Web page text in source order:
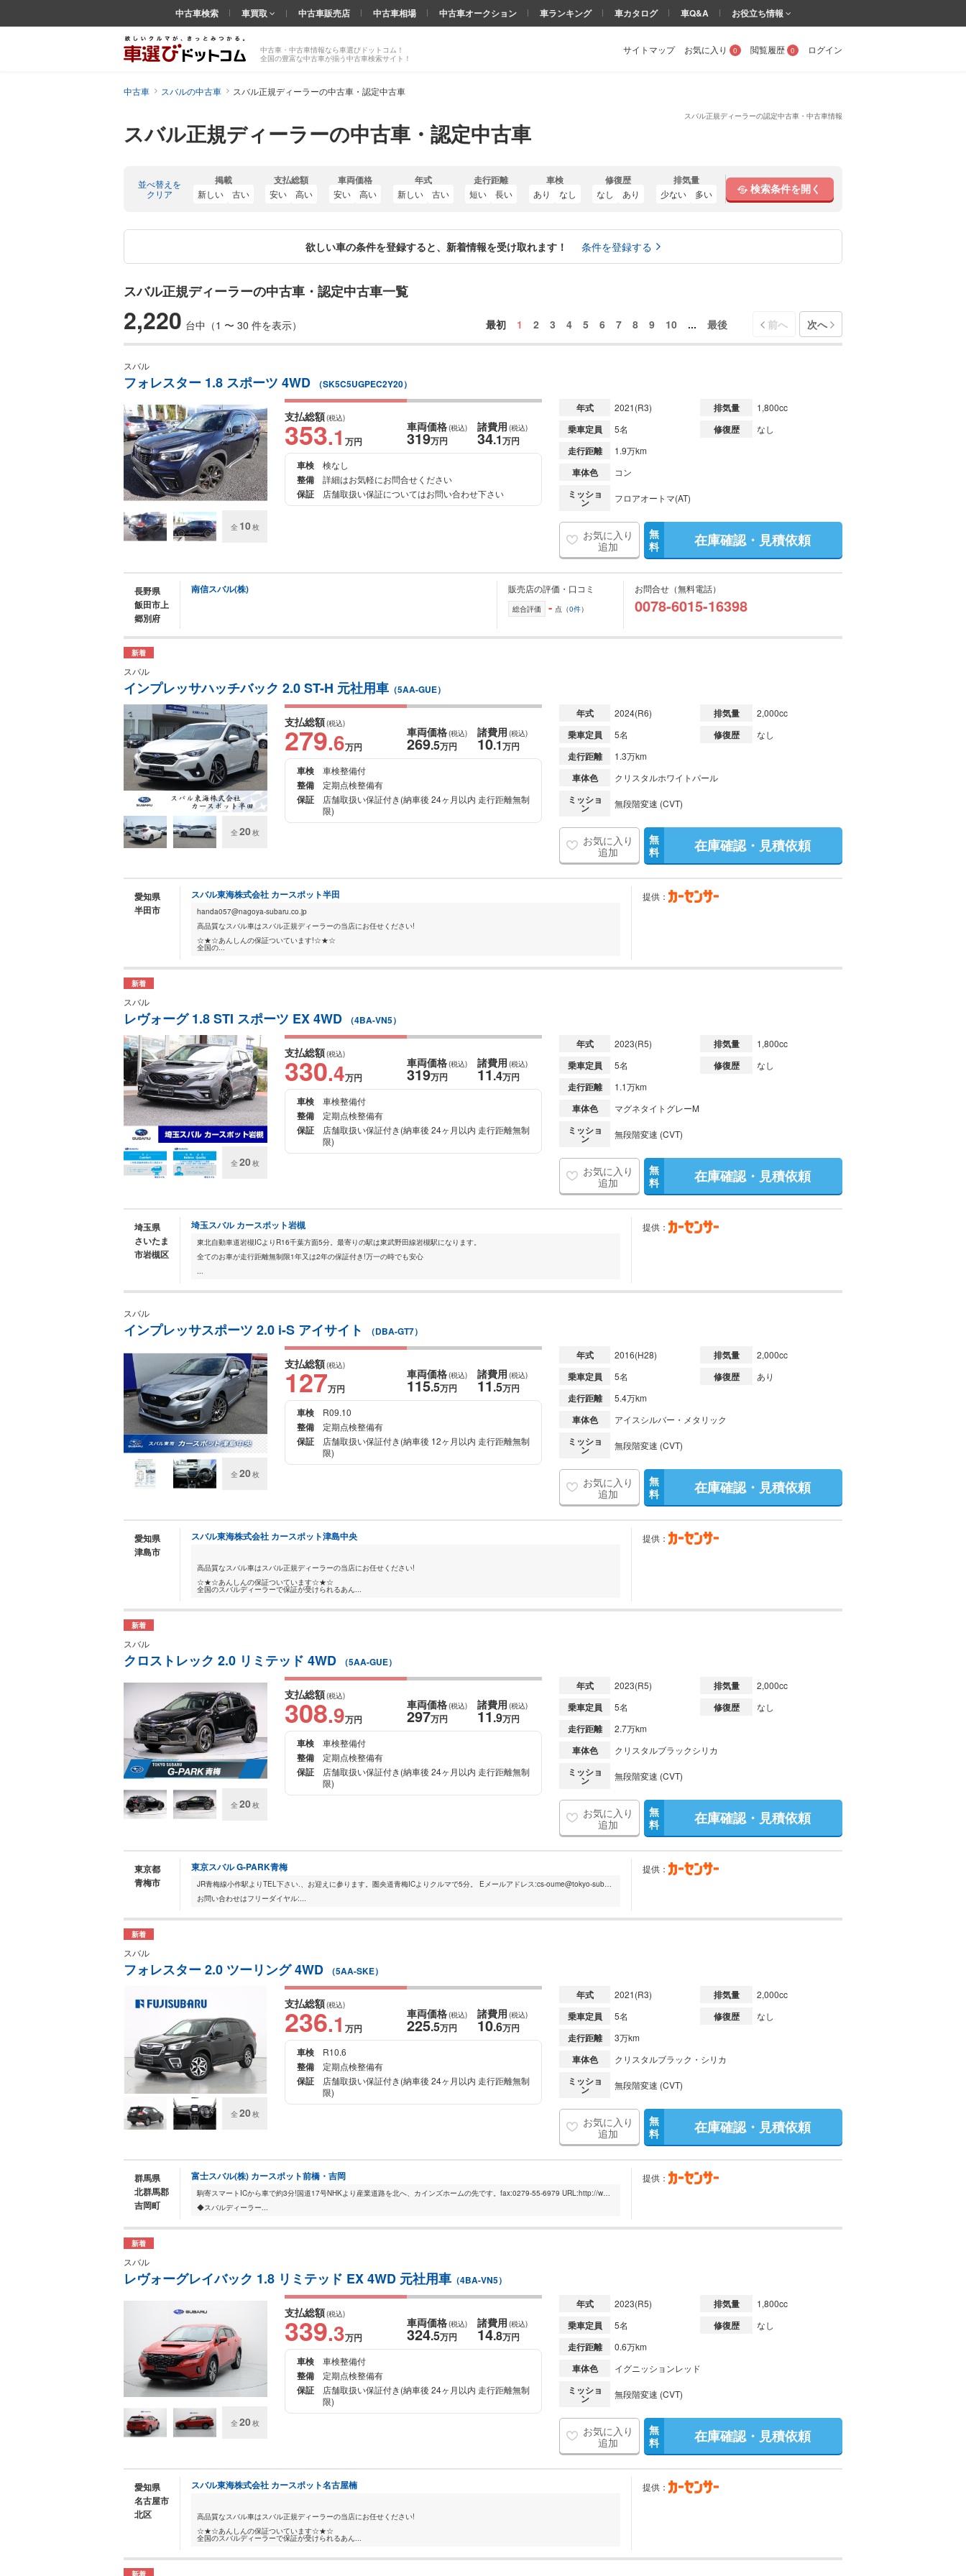
スバル正規ディーラーの認定中古車・中古車情報
スバル正規ディーラーの中古車・認定中古車
中古車・中古車情報なら車選びドットコム！
全国の豊富な中古車が揃う中古車検索サイト！
サイトマップ お気に入り 0 閲覧履歴 0 ログイン
中古車検索 車買取 中古車販売店 中古車相場 中古車オークション 車ランキング 車カタログ 車Q&A お役立ち情報
中古車 スバルの中古車 スバル正規ディーラーの中古車・認定中古車
並べ替えを
クリア
掲載
新しい 古い
支払総額
安い 高い
車両価格
安い 高い
年式
新しい 古い
走行距離
短い 長い
車検
あり なし
修復歴
なし あり
排気量
少ない 多い 検索条件を開く
欲しい車の条件を登録すると、新着情報を受け取れます！ 条件を登録する
スバル正規ディーラーの中古車・認定中古車一覧
2,220 台中（1 〜 30 件を表示） 最初 1 2 3 4 5 6 7 8 9 10 ... 最後 前へ 次へ
スバル
フォレスター 1.8 スポーツ 4WD （SK5C5UGPEC2Y20）
全 10枚
支払総額(税込)
353.1 万円
車両価格(税込)
319万円
諸費用 (税込)
34.1万円
車検
検なし
整備 詳細はお気軽にお問合せください
保証 店舗取扱い保証についてはお問い合わせ下さい
年式 2021(R3) 排気量 1,800cc
乗車定員 5名 修復歴 なし
走行距離 1.9万km
車体色 コン
ミッショ
ン フロアオートマ(AT)
お気に入り
追加
無
料
在庫確認・見積依頼
長野県
飯田市上
郷別府
南信スバル(株) 販売店の評価・口コミ
総合評価 - 点（0件）
お問合せ（無料電話）
0078-6015-16398
新着
スバル
インプレッサハッチバック 2.0 ST-H 元社用車 （5AA-GUE）
全 20枚
支払総額(税込)
279.6万円
車両価格(税込)
269.5万円
諸費用 (税込)
10.1万円
車検
車検整備付
整備 定期点検整備有
保証
店舗取扱い保証付き(納車後 24ヶ月以内 走行距離無制
限)
年式 2024(R6) 排気量 2,000cc
乗車定員 5名 修復歴 なし
走行距離 1.3万km
車体色 クリスタルホワイトパール
ミッショ
ン 無段階変速 (CVT)
お気に入り
追加
無
料
在庫確認・見積依頼
愛知県
半田市
スバル東海株式会社 カースポット半田
handa057@nagoya-subaru.co.jp
高品質なスバル車はスバル正規ディーラーの当店にお任せください!
☆★☆あんしんの保証ついています!☆★☆
全国の...
提供：
新着
スバル
レヴォーグ 1.8 STI スポーツ EX 4WD （4BA-VN5）
全 20枚
支払総額(税込)
330.4万円
車両価格(税込)
319万円
諸費用 (税込)
11.4万円
車検
車検整備付
整備 定期点検整備有
保証
店舗取扱い保証付き(納車後 24ヶ月以内 走行距離無制
限)
年式 2023(R5) 排気量 1,800cc
乗車定員 5名 修復歴 なし
走行距離 1.1万km
車体色 マグネタイトグレーM
ミッショ
ン 無段階変速 (CVT)
お気に入り
追加
無
料
在庫確認・見積依頼
埼玉県
さいたま
市岩槻区
埼玉スバル カースポット岩槻
東北自動車道岩槻ICよりR16千葉方面5分。最寄りの駅は東武野田線岩槻駅になります。
全てのお車が走行距離無制限1年又は2年の保証付き!万一の時でも安心
...
提供：
スバル
インプレッサスポーツ 2.0 i-S アイサイト （DBA-GT7）
全 20枚
支払総額(税込)
127万円
車両価格(税込)
115.5万円
諸費用 (税込)
11.5万円
車検
R09.10
整備 定期点検整備有
保証
店舗取扱い保証付き(納車後 12ヶ月以内 走行距離無制
限)
年式 2016(H28) 排気量 2,000cc
乗車定員 5名 修復歴 あり
走行距離 5.4万km
車体色 アイスシルバー・メタリック
ミッショ
ン 無段階変速 (CVT)
お気に入り
追加
無
料
在庫確認・見積依頼
愛知県
津島市
スバル東海株式会社 カースポット津島中央
高品質なスバル車はスバル正規ディーラーの当店にお任せください!
☆★☆あんしんの保証ついています☆★☆
全国のスバルディーラーで保証が受けられるあん...
提供：
新着
スバル
クロストレック 2.0 リミテッド 4WD （5AA-GUE）
全 20枚
支払総額(税込)
308.9万円
車両価格(税込)
297万円
諸費用 (税込)
11.9万円
車検
車検整備付
整備 定期点検整備有
保証
店舗取扱い保証付き(納車後 24ヶ月以内 走行距離無制
限)
年式 2023(R5) 排気量 2,000cc
乗車定員 5名 修復歴 なし
走行距離 2.7万km
車体色 クリスタルブラックシリカ
ミッショ
ン 無段階変速 (CVT)
お気に入り
追加
無
料
在庫確認・見積依頼
東京都
青梅市
東京スバル G-PARK青梅
JR青梅線小作駅よりTEL下さい.、お迎えに参ります。圏央道青梅ICよりクルマで5分。 Eメールアドレス:cs-oume@tokyo-subaru.co.jp
お問い合わせはフリーダイヤル:...
提供：
新着
スバル
フォレスター 2.0 ツーリング 4WD （5AA-SKE）
全 20枚
支払総額(税込)
236.1 万円
車両価格(税込)
225.5万円
諸費用 (税込)
10.6万円
車検
R10.6
整備 定期点検整備有
保証
店舗取扱い保証付き(納車後 24ヶ月以内 走行距離無制
限)
年式 2021(R3) 排気量 2,000cc
乗車定員 5名 修復歴 なし
走行距離 3万km
車体色 クリスタルブラック・シリカ
ミッショ
ン 無段階変速 (CVT)
お気に入り
追加
無
料
在庫確認・見積依頼
群馬県
北群馬郡
吉岡町
富士スバル(株) カースポット前橋・吉岡
駒寄スマートICから車で約3分!国道17号NHKより産業道路を北へ、カインズホームの先です。fax:0279-55-6979 URL:http://www.fujisubaru.co.jp
◆スバルディーラー...
提供：
新着
スバル
レヴォーグレイバック 1.8 リミテッド EX 4WD 元社用車 （4BA-VN5）
全 20枚
支払総額(税込)
339.3万円
車両価格(税込)
324.5万円
諸費用 (税込)
14.8万円
車検
車検整備付
整備 定期点検整備有
保証
店舗取扱い保証付き(納車後 24ヶ月以内 走行距離無制
限)
年式 2023(R5) 排気量 1,800cc
乗車定員 5名 修復歴 なし
走行距離 0.6万km
車体色 イグニッションレッド
ミッショ
ン 無段階変速 (CVT)
お気に入り
追加
無
料
在庫確認・見積依頼
愛知県
名古屋市
北区
スバル東海株式会社 カースポット名古屋楠
高品質なスバル車はスバル正規ディーラーの当店にお任せください!
☆★☆あんしんの保証ついています☆★☆
全国のスバルディーラーで保証が受けられるあん...
提供：
新着